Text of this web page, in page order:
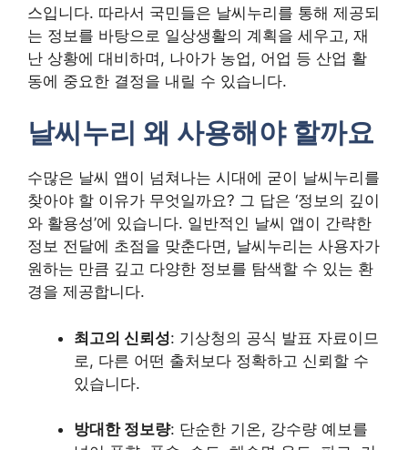
스입니다. 따라서 국민들은 날씨누리를 통해 제공되
는 정보를 바탕으로 일상생활의 계획을 세우고, 재
난 상황에 대비하며, 나아가 농업, 어업 등 산업 활
동에 중요한 결정을 내릴 수 있습니다.
날씨누리 왜 사용해야 할까요
수많은 날씨 앱이 넘쳐나는 시대에 굳이 날씨누리를
찾아야 할 이유가 무엇일까요? 그 답은 ‘정보의 깊이
와 활용성’에 있습니다. 일반적인 날씨 앱이 간략한
정보 전달에 초점을 맞춘다면, 날씨누리는 사용자가
원하는 만큼 깊고 다양한 정보를 탐색할 수 있는 환
경을 제공합니다.
최고의 신뢰성: 기상청의 공식 발표 자료이므
로, 다른 어떤 출처보다 정확하고 신뢰할 수
있습니다.
방대한 정보량: 단순한 기온, 강수량 예보를